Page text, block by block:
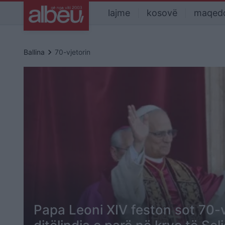
lajme kosovë
Ballina keyboard_arrow_right 70-vjetorin
Papa Leoni XIV feston sot 70-